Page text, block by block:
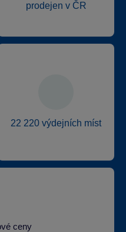
prodejen v ČR
22 220 výdejních míst
ceny